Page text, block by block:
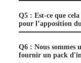
Q5 : Est-ce que
pour l’apposition
Q6 : Nous sommes
fournir un pack